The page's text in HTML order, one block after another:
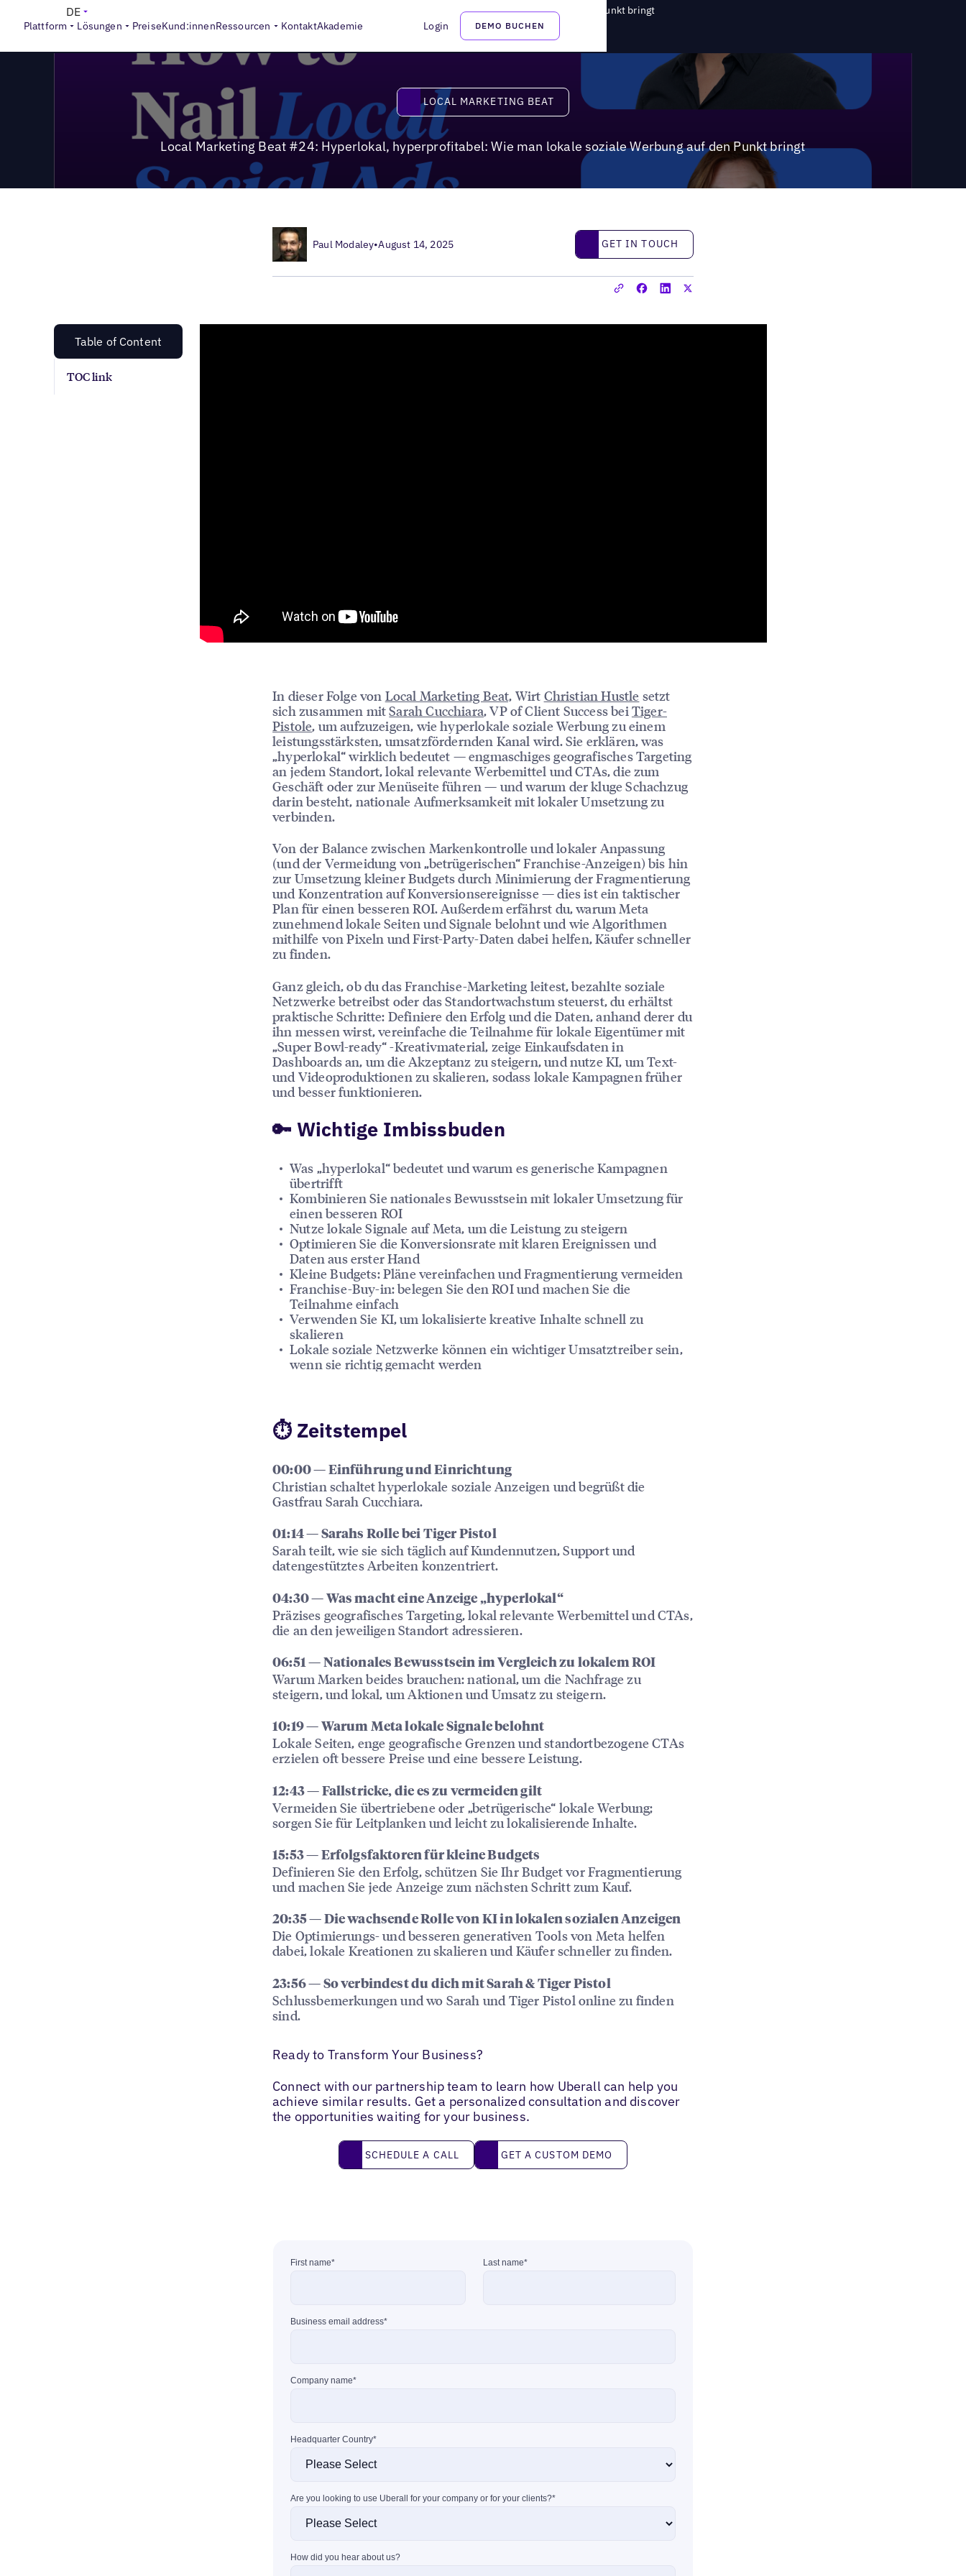
Plattform Lösungen PreiseKund:innenRessourcen KontaktAkademie Login DEMO BUCHEN
DE
Local Marketing Beat Local Marketing Beat #24: Hyperlokal, hyperprofitabel: Wie man lokale soziale Werbung auf den Punkt bringt
Local Marketing Beat
LOCAL MARKETING BEAT
Local Marketing Beat #24: Hyperlokal, hyperprofitabel: Wie man lokale soziale Werbung auf den Punkt bringt
Paul Modaley•August 14, 2025 Get in touch
GET IN TOUCH
Table of Content
TOC link
In dieser Folge von Local Marketing Beat, Wirt Christian Hustle setzt
sich zusammen mitSarah Cucchiara, VP of Client Success bei Tiger-
Pistole, um aufzuzeigen, wie hyperlokale soziale Werbung zu einem
leistungsstärksten, umsatzfördernden Kanal wird. Sie erklären, was
„hyperlokal“ wirklich bedeutet — engmaschiges geografisches Targeting
an jedem Standort, lokal relevante Werbemittel und CTAs, die zum
Geschäft oder zur Menüseite führen — und warum der kluge Schachzug
darin besteht, nationale Aufmerksamkeit mit lokaler Umsetzung zu
verbinden.
Von der Balance zwischen Markenkontrolle und lokaler Anpassung
(und der Vermeidung von „betrügerischen“ Franchise-Anzeigen) bis hin
zur Umsetzung kleiner Budgets durch Minimierung der Fragmentierung
und Konzentration auf Konversionsereignisse — dies ist ein taktischer
Plan für einen besseren ROI. Außerdem erfährst du, warum Meta
zunehmend lokale Seiten und Signale belohnt und wie Algorithmen
mithilfe von Pixeln und First-Party-Daten dabei helfen, Käufer schneller
zu finden.
Ganz gleich, ob du das Franchise-Marketing leitest, bezahlte soziale
Netzwerke betreibst oder das Standortwachstum steuerst, du erhältst
praktische Schritte: Definiere den Erfolg und die Daten, anhand derer du
ihn messen wirst, vereinfache die Teilnahme für lokale Eigentümer mit
„Super Bowl-ready“ -Kreativmaterial, zeige Einkaufsdaten in
Dashboards an, um die Akzeptanz zu steigern, und nutze KI, um Text-
und Videoproduktionen zu skalieren, sodass lokale Kampagnen früher
und besser funktionieren.
🔑 Wichtige Imbissbuden
Was „hyperlokal“ bedeutet und warum es generische Kampagnen
übertrifft
Kombinieren Sie nationales Bewusstsein mit lokaler Umsetzung für
einen besseren ROI
Nutze lokale Signale auf Meta, um die Leistung zu steigern
Optimieren Sie die Konversionsrate mit klaren Ereignissen und
Daten aus erster Hand
Kleine Budgets: Pläne vereinfachen und Fragmentierung vermeiden
Franchise-Buy-in: belegen Sie den ROI und machen Sie die
Teilnahme einfach
Verwenden Sie KI, um lokalisierte kreative Inhalte schnell zu
skalieren
Lokale soziale Netzwerke können ein wichtiger Umsatztreiber sein,
wenn sie richtig gemacht werden
⏱ Zeitstempel
00:00 — Einführung und Einrichtung
Christian schaltet hyperlokale soziale Anzeigen und begrüßt die
Gastfrau Sarah Cucchiara.
01:14 — Sarahs Rolle bei Tiger Pistol
Sarah teilt, wie sie sich täglich auf Kundennutzen, Support und
datengestütztes Arbeiten konzentriert.
04:30 — Was macht eine Anzeige „hyperlokal“
Präzises geografisches Targeting, lokal relevante Werbemittel und CTAs,
die an den jeweiligen Standort adressieren.
06:51 — Nationales Bewusstsein im Vergleich zu lokalem ROI
Warum Marken beides brauchen: national, um die Nachfrage zu
steigern, und lokal, um Aktionen und Umsatz zu steigern.
10:19 — Warum Meta lokale Signale belohnt
Lokale Seiten, enge geografische Grenzen und standortbezogene CTAs
erzielen oft bessere Preise und eine bessere Leistung.
12:43 — Fallstricke, die es zu vermeiden gilt
Vermeiden Sie übertriebene oder „betrügerische“ lokale Werbung;
sorgen Sie für Leitplanken und leicht zu lokalisierende Inhalte.
15:53 — Erfolgsfaktoren für kleine Budgets
Definieren Sie den Erfolg, schützen Sie Ihr Budget vor Fragmentierung
und machen Sie jede Anzeige zum nächsten Schritt zum Kauf.
20:35 — Die wachsende Rolle von KI in lokalen sozialen Anzeigen
Die Optimierungs- und besseren generativen Tools von Meta helfen
dabei, lokale Kreationen zu skalieren und Käufer schneller zu finden.
23:56 — So verbindest du dich mit Sarah & Tiger Pistol
Schlussbemerkungen und wo Sarah und Tiger Pistol online zu finden
sind.
Ready to Transform Your Business?
Connect with our partnership team to learn how Uberall can help you
achieve similar results. Get a personalized consultation and discover
the opportunities waiting for your business.
Schedule a call
SCHEDULE A CALL Get a custom demo
GET A CUSTOM DEMO